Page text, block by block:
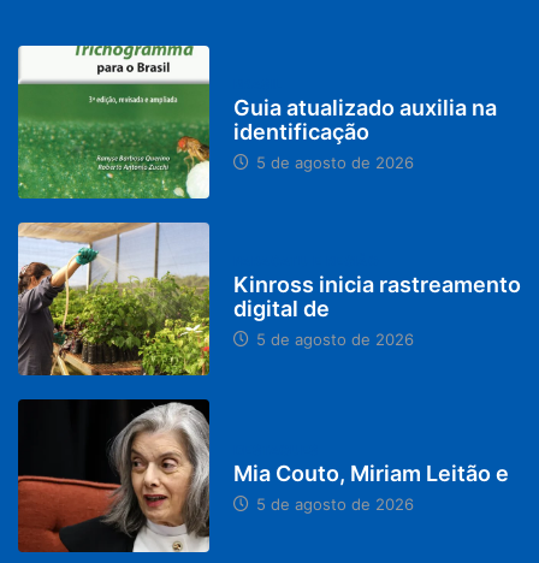
Guia atualizado auxilia na
identificação
5 de agosto de 2026
Kinross inicia rastreamento
digital de
5 de agosto de 2026
Mia Couto, Miriam Leitão e
5 de agosto de 2026